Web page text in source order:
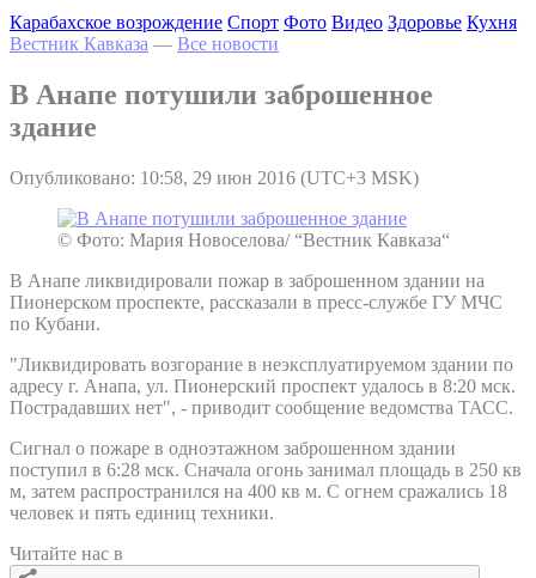
Карабахское возрождение Спорт Фото Видео Здоровье Кухня
Вестник Кавказа — Все новости
В Анапе потушили заброшенное
здание
Опубликовано: 10:58, 29 июн 2016 (UTC+3 MSK)
© Фото: Мария Новоселова/ “Вестник Кавказа“
В Анапе ликвидировали пожар в заброшенном здании на
Пионерском проспекте, рассказали в пресс-службе ГУ МЧС
по Кубани.
"Ликвидировать возгорание в неэксплуатируемом здании по
адресу г. Анапа, ул. Пионерский проспект удалось в 8:20 мск.
Пострадавших нет", - приводит сообщение ведомства ТАСС.
Сигнал о пожаре в одноэтажном заброшенном здании
поступил в 6:28 мск. Сначала огонь занимал площадь в 250 кв
м, затем распространился на 400 кв м. С огнем сражались 18
человек и пять единиц техники.
Читайте нас в